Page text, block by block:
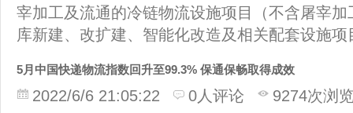
宰加工及流通的冷链物流设施项目（不含屠宰
库新建、改扩建、智能化改造及相关配套设施
5月中国快递物流指数回升至99.3% 保通保畅取得成效
2022/6/6 21:05:22 0人评论
9274次浏